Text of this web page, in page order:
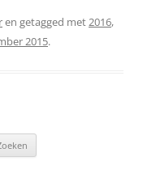
en getagged met2016,
2015.